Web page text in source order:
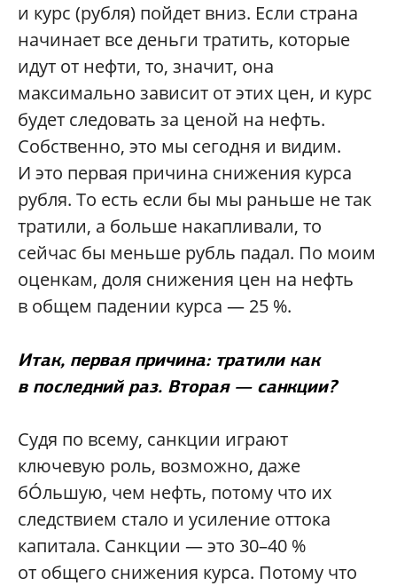
и курс (рубля) пойдет вниз. Если страна
начинает все деньги тратить, которые
идут от нефти, то, значит, она
максимально зависит от этих цен, и курс
будет следовать за ценой на нефть.
Собственно, это мы сегодня и видим.
И это первая причина снижения курса
рубля. То есть если бы мы раньше не так
тратили, а больше накапливали, то
сейчас бы меньше рубль падал. По моим
оценкам, доля снижения цен на нефть
в общем падении курса — 25 %.
Итак, первая причина: тратили как
в последний раз. Вторая — санкции?
Судя по всему, санкции играют
ключевую роль, возможно, даже
бÓльшую, чем нефть, потому что их
следствием стало и усиление оттока
капитала. Санкции — это 30–40 %
от общего снижения курса. Потому что